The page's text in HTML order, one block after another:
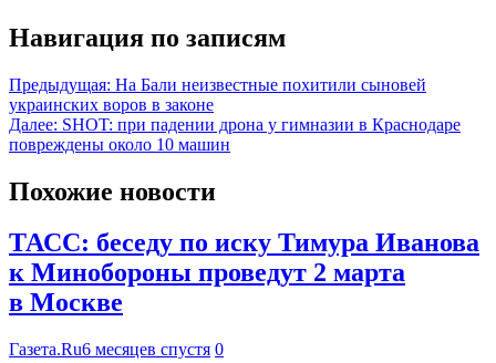
Навигация по записям
Предыдущая: На Бали неизвестные похитили сыновей
украинских воров в законе
Далее: SHOT: при падении дрона у гимназии в Краснодаре
повреждены около 10 машин
Похожие новости
ТАСС: беседу по иску Тимура Иванова
к Минобороны проведут 2 марта
в Москве
Газета.Ru6 месяцев спустя 0